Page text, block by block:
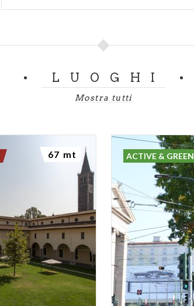
LUOGHI
Mostra tutti
67 mt ACTIVE & GREEN